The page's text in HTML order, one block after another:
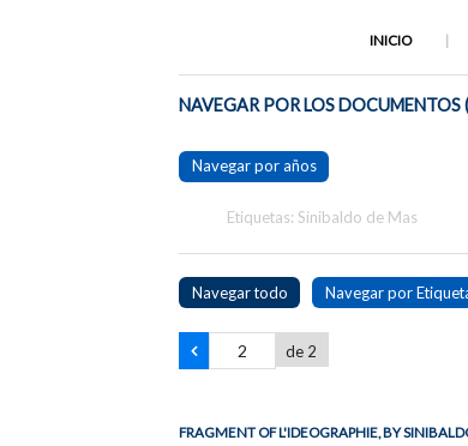
INICIO
NAVEGAR POR LOS DOCUMENTOS
Navegar por años
Etiquetas: Sinibaldo de Mas
Navegar todo Navegar por
de 2
FRAGMENT OF L'IDEOGRAPHIE, BY